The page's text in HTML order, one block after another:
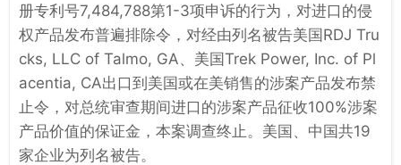
册专利号7,484,788第1-3项申诉的行为，对进口的侵
权产品发布普遍排除令，对经由列名被告美国RDJ Tru
cks, LLC of Talmo, GA、美国Trek Power, Inc. of Pl
acentia, CA出口到美国或在美销售的涉案产品发布禁
止令，对总统审查期间进口的涉案产品征收100%涉案
产品价值的保证金，本案调查终止。美国、中国共19
家企业为列名被告。